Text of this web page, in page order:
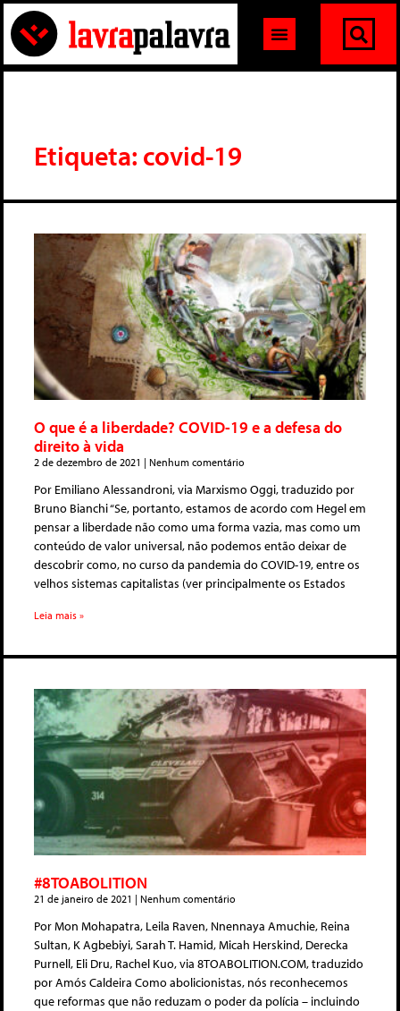
Etiqueta: covid-19
O que é a liberdade? COVID-19 e a defesa do
direito à vida
2 de dezembro de 2021 Nenhum comentário
Por Emiliano Alessandroni, via Marxismo Oggi, traduzido por
Bruno Bianchi “Se, portanto, estamos de acordo com Hegel em
pensar a liberdade não como uma forma vazia, mas como um
conteúdo de valor universal, não podemos então deixar de
descobrir como, no curso da pandemia do COVID-19, entre os
velhos sistemas capitalistas (ver principalmente os Estados
Leia mais »
#8TOABOLITION
21 de janeiro de 2021 Nenhum comentário
Por Mon Mohapatra, Leila Raven, Nnennaya Amuchie, Reina
Sultan, K Agbebiyi, Sarah T. Hamid, Micah Herskind, Derecka
Purnell, Eli Dru, Rachel Kuo, via 8TOABOLITION.COM, traduzido
por Amós Caldeira Como abolicionistas, nós reconhecemos
que reformas que não reduzam o poder da polícia – incluindo